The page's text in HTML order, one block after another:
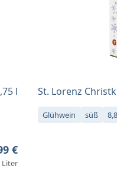
l
Preis:
€
Liter
St. Lorenz
Glühwein süß